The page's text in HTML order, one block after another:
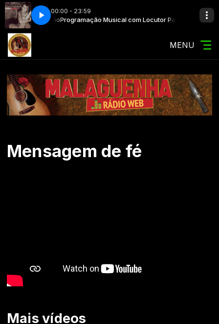
00:00 - 23:59
Locutor Padrão Programação Musical com Locutor Padrão
Thalía - Rosalinda
MENU
Mensagem de fé
Mais vídeos